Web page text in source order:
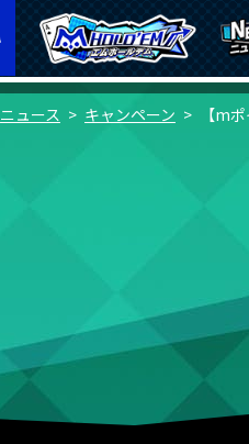
ニュース キャンペーン 【m